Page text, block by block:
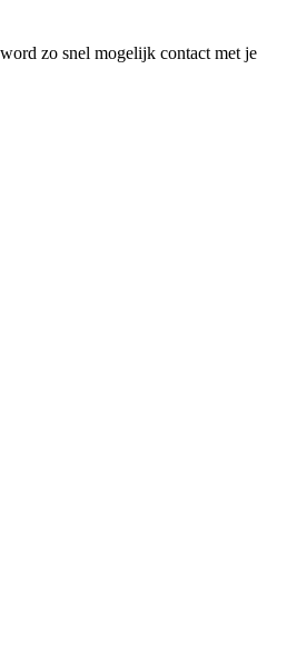
zo snel mogelijk contact met je